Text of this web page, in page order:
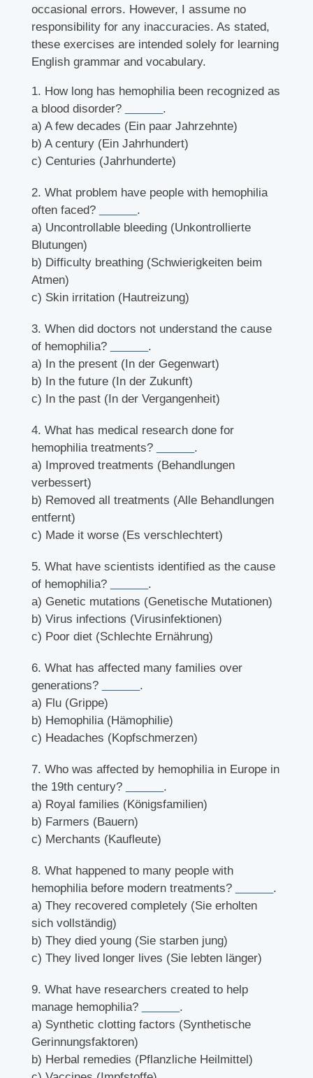
occasional errors. However, I assume no
responsibility for any inaccuracies. As stated,
these exercises are intended solely for learning
English grammar and vocabulary.
1. How long has hemophilia been recognized as
a blood disorder?
.
a) A few decades (Ein paar Jahrzehnte)
b) A century (Ein Jahrhundert)
c) Centuries (Jahrhunderte)
2. What problem have people with hemophilia
often faced?
.
a) Uncontrollable bleeding (Unkontrollierte
Blutungen)
b) Difficulty breathing (Schwierigkeiten beim
Atmen)
c) Skin irritation (Hautreizung)
3. When did doctors not understand the cause
of hemophilia?
.
a) In the present (In der Gegenwart)
b) In the future (In der Zukunft)
c) In the past (In der Vergangenheit)
4. What has medical research done for
hemophilia treatments?
.
a) Improved treatments (Behandlungen
verbessert)
b) Removed all treatments (Alle Behandlungen
entfernt)
c) Made it worse (Es verschlechtert)
5. What have scientists identified as the cause
of hemophilia?
.
a) Genetic mutations (Genetische Mutationen)
b) Virus infections (Virusinfektionen)
c) Poor diet (Schlechte Ernährung)
6. What has affected many families over
generations?
.
a) Flu (Grippe)
b) Hemophilia (Hämophilie)
c) Headaches (Kopfschmerzen)
7. Who was affected by hemophilia in Europe in
the 19th century?
.
a) Royal families (Königsfamilien)
b) Farmers (Bauern)
c) Merchants (Kaufleute)
8. What happened to many people with
hemophilia before modern treatments?
.
a) They recovered completely (Sie erholten
sich vollständig)
b) They died young (Sie starben jung)
c) They lived longer lives (Sie lebten länger)
9. What have researchers created to help
manage hemophilia?
.
a) Synthetic clotting factors (Synthetische
Gerinnungsfaktoren)
b) Herbal remedies (Pflanzliche Heilmittel)